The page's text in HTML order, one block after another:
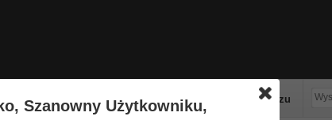
Spalacze tłuszczu
Wyświetl nową zawartość
Szanowny Użytkowniku,